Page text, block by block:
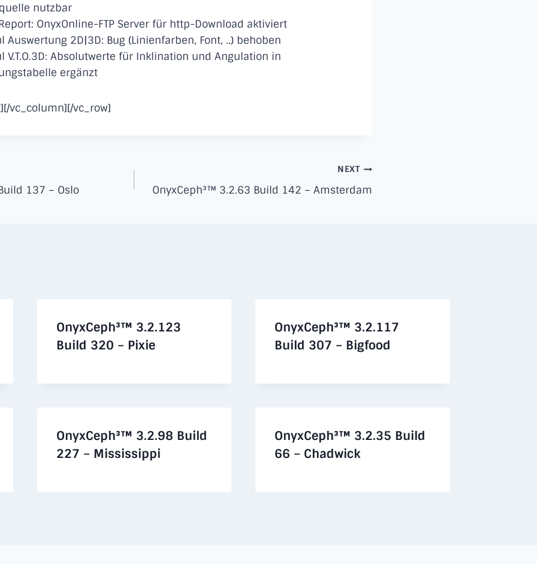
nutzbar
OnyxOnline-FTP Server für http-Download aktiviert
2D|3D: Bug (Linienfarben, Font, ..) behoben
Absolutwerte für Inklination und Angulation in
ergänzt
vc_column][/vc_row]
137 – Oslo
NEXT
OnyxCeph³™ 3.2.63 Build 142 – Amsterdam
OnyxCeph³™ 3.2.123
Build 320 – Pixie
OnyxCeph³™ 3.2.117
Build 307 – Bigfood
OnyxCeph³™ 3.2.98 Build
227 – Mississippi
OnyxCeph³™ 3.2.35 Build
66 – Chadwick